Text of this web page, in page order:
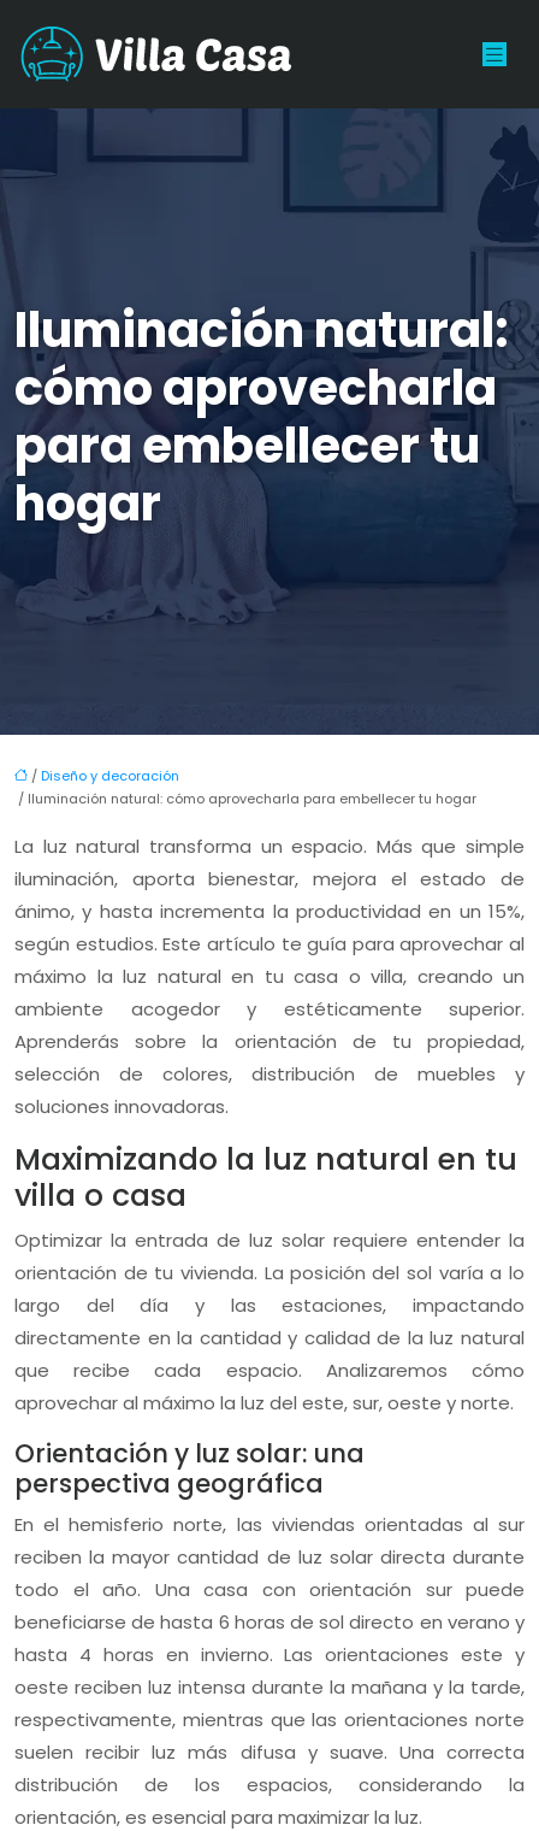
Iluminación natural:
cómo aprovecharla
para embellecer tu
hogar
/Diseño y decoración
/ Iluminación natural: cómo aprovecharla para embellecer tu hogar
La luz natural transforma un espacio. Más que simple
iluminación, aporta bienestar, mejora el estado de
ánimo, y hasta incrementa la productividad en un 15%,
según estudios. Este artículo te guía para aprovechar al
máximo la luz natural en tu casa o villa, creando un
ambiente acogedor y estéticamente superior.
Aprenderás sobre la orientación de tu propiedad,
selección de colores, distribución de muebles y
soluciones innovadoras.
Maximizando la luz natural en tu
villa o casa
Optimizar la entrada de luz solar requiere entender la
orientación de tu vivienda. La posición del sol varía a lo
largo del día y las estaciones, impactando
directamente en la cantidad y calidad de la luz natural
que recibe cada espacio. Analizaremos cómo
aprovechar al máximo la luz del este, sur, oeste y norte.
Orientación y luz solar: una
perspectiva geográfica
En el hemisferio norte, las viviendas orientadas al sur
reciben la mayor cantidad de luz solar directa durante
todo el año. Una casa con orientación sur puede
beneficiarse de hasta 6 horas de sol directo en verano y
hasta 4 horas en invierno. Las orientaciones este y
oeste reciben luz intensa durante la mañana y la tarde,
respectivamente, mientras que las orientaciones norte
suelen recibir luz más difusa y suave. Una correcta
distribución de los espacios, considerando la
orientación, es esencial para maximizar la luz.